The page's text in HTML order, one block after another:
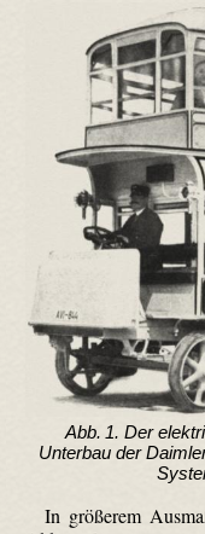
Abb. 1. Der
Unterbau der
In größerem